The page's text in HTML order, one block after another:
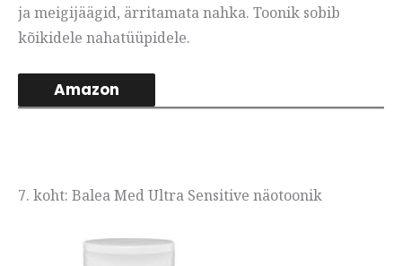
ja meigijäägid, ärritamata nahka. Toonik sobib
kõikidele nahatüüpidele.
Amazon
7. koht: Balea Med Ultra Sensitive näotoonik